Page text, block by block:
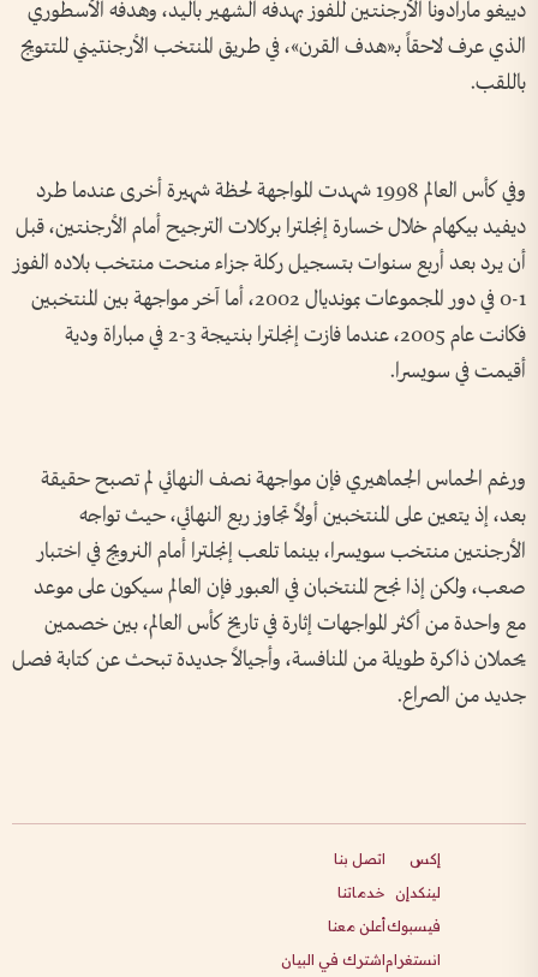
دييغو مارادونا الأرجنتين للفوز بهدفه الشهير باليد، وهدفه الأسطوري
الذي عرف لاحقاً بـ«هدف القرن»، في طريق المنتخب الأرجنتيني للتتويج
باللقب.
وفي كأس العالم 1998 شهدت المواجهة لحظة شهيرة أخرى عندما طرد
ديفيد بيكهام خلال خسارة إنجلترا بركلات الترجيح أمام الأرجنتين، قبل
أن يرد بعد أربع سنوات بتسجيل ركلة جزاء منحت منتخب بلاده الفوز
1-0 في دور المجموعات بمونديال 2002، أما آخر مواجهة بين المنتخبين
فكانت عام 2005، عندما فازت إنجلترا بنتيجة 3-2 في مباراة ودية
أقيمت في سويسرا.
ورغم الحماس الجماهيري فإن مواجهة نصف النهائي لم تصبح حقيقة
بعد، إذ يتعين على المنتخبين أولاً تجاوز ربع النهائي، حيث تواجه
الأرجنتين منتخب سويسرا، بينما تلعب إنجلترا أمام النرويج في اختبار
صعب، ولكن إذا نجح المنتخبان في العبور فإن العالم سيكون على موعد
مع واحدة من أكثر المواجهات إثارة في تاريخ كأس العالم، بين خصمين
يحملان ذاكرة طويلة من المنافسة، وأجيالاً جديدة تبحث عن كتابة فصل
جديد من الصراع.
إكس
لينكدإن
فيسبوك
انستغرام
اتصل بنا
خدماتنا
أعلن معنا
اشترك في البيان